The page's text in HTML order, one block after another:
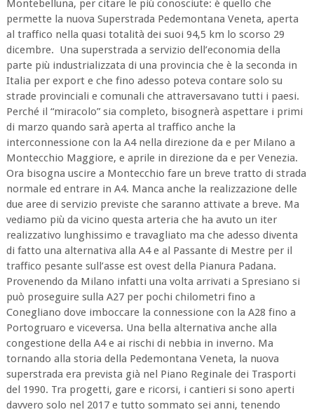
Montebelluna, per citare le più conosciute: è quello che
permette la nuova Superstrada Pedemontana Veneta, aperta
al traffico nella quasi totalità dei suoi 94,5 km lo scorso 29
dicembre. Una superstrada a servizio dell’economia della
parte più industrializzata di una provincia che è la seconda in
Italia per export e che fino adesso poteva contare solo su
strade provinciali e comunali che attraversavano tutti i paesi.
Perché il “miracolo” sia completo, bisognerà aspettare i primi
di marzo quando sarà aperta al traffico anche la
interconnessione con la A4 nella direzione da e per Milano a
Montecchio Maggiore, e aprile in direzione da e per Venezia.
Ora bisogna uscire a Montecchio fare un breve tratto di strada
normale ed entrare in A4. Manca anche la realizzazione delle
due aree di servizio previste che saranno attivate a breve. Ma
vediamo più da vicino questa arteria che ha avuto un iter
realizzativo lunghissimo e travagliato ma che adesso diventa
di fatto una alternativa alla A4 e al Passante di Mestre per il
traffico pesante sull’asse est ovest della Pianura Padana.
Provenendo da Milano infatti una volta arrivati a Spresiano si
può proseguire sulla A27 per pochi chilometri fino a
Conegliano dove imboccare la connessione con la A28 fino a
Portogruaro e viceversa. Una bella alternativa anche alla
congestione della A4 e ai rischi di nebbia in inverno. Ma
tornando alla storia della Pedemontana Veneta, la nuova
superstrada era prevista già nel Piano Reginale dei Trasporti
del 1990. Tra progetti, gare e ricorsi, i cantieri si sono aperti
davvero solo nel 2017 e tutto sommato sei anni, tenendo